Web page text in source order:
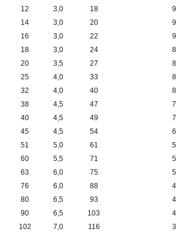
12
3,0 18 9
14
3,0 20 9
16
3,0 22 9
18
3,0 24 8
20
3,5 27 8
25
4,0 33 8
32
4,0 40 8
38
4,5 47 7
40
4,5 49 7
45
4,5 54 6
51
5,0 61 5
60
5,5 71 5
63
6,0 75 5
76
6,0 88 4
80
6,5 93 4
90
6,5 103 4
102
7,0 116 3